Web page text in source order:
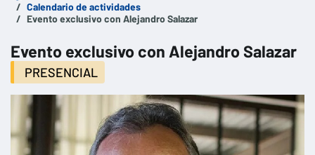
Calendario de actividades
Evento exclusivo con Alejandro Salazar
Evento exclusivo con Alejandro Salazar
PRESENCIAL